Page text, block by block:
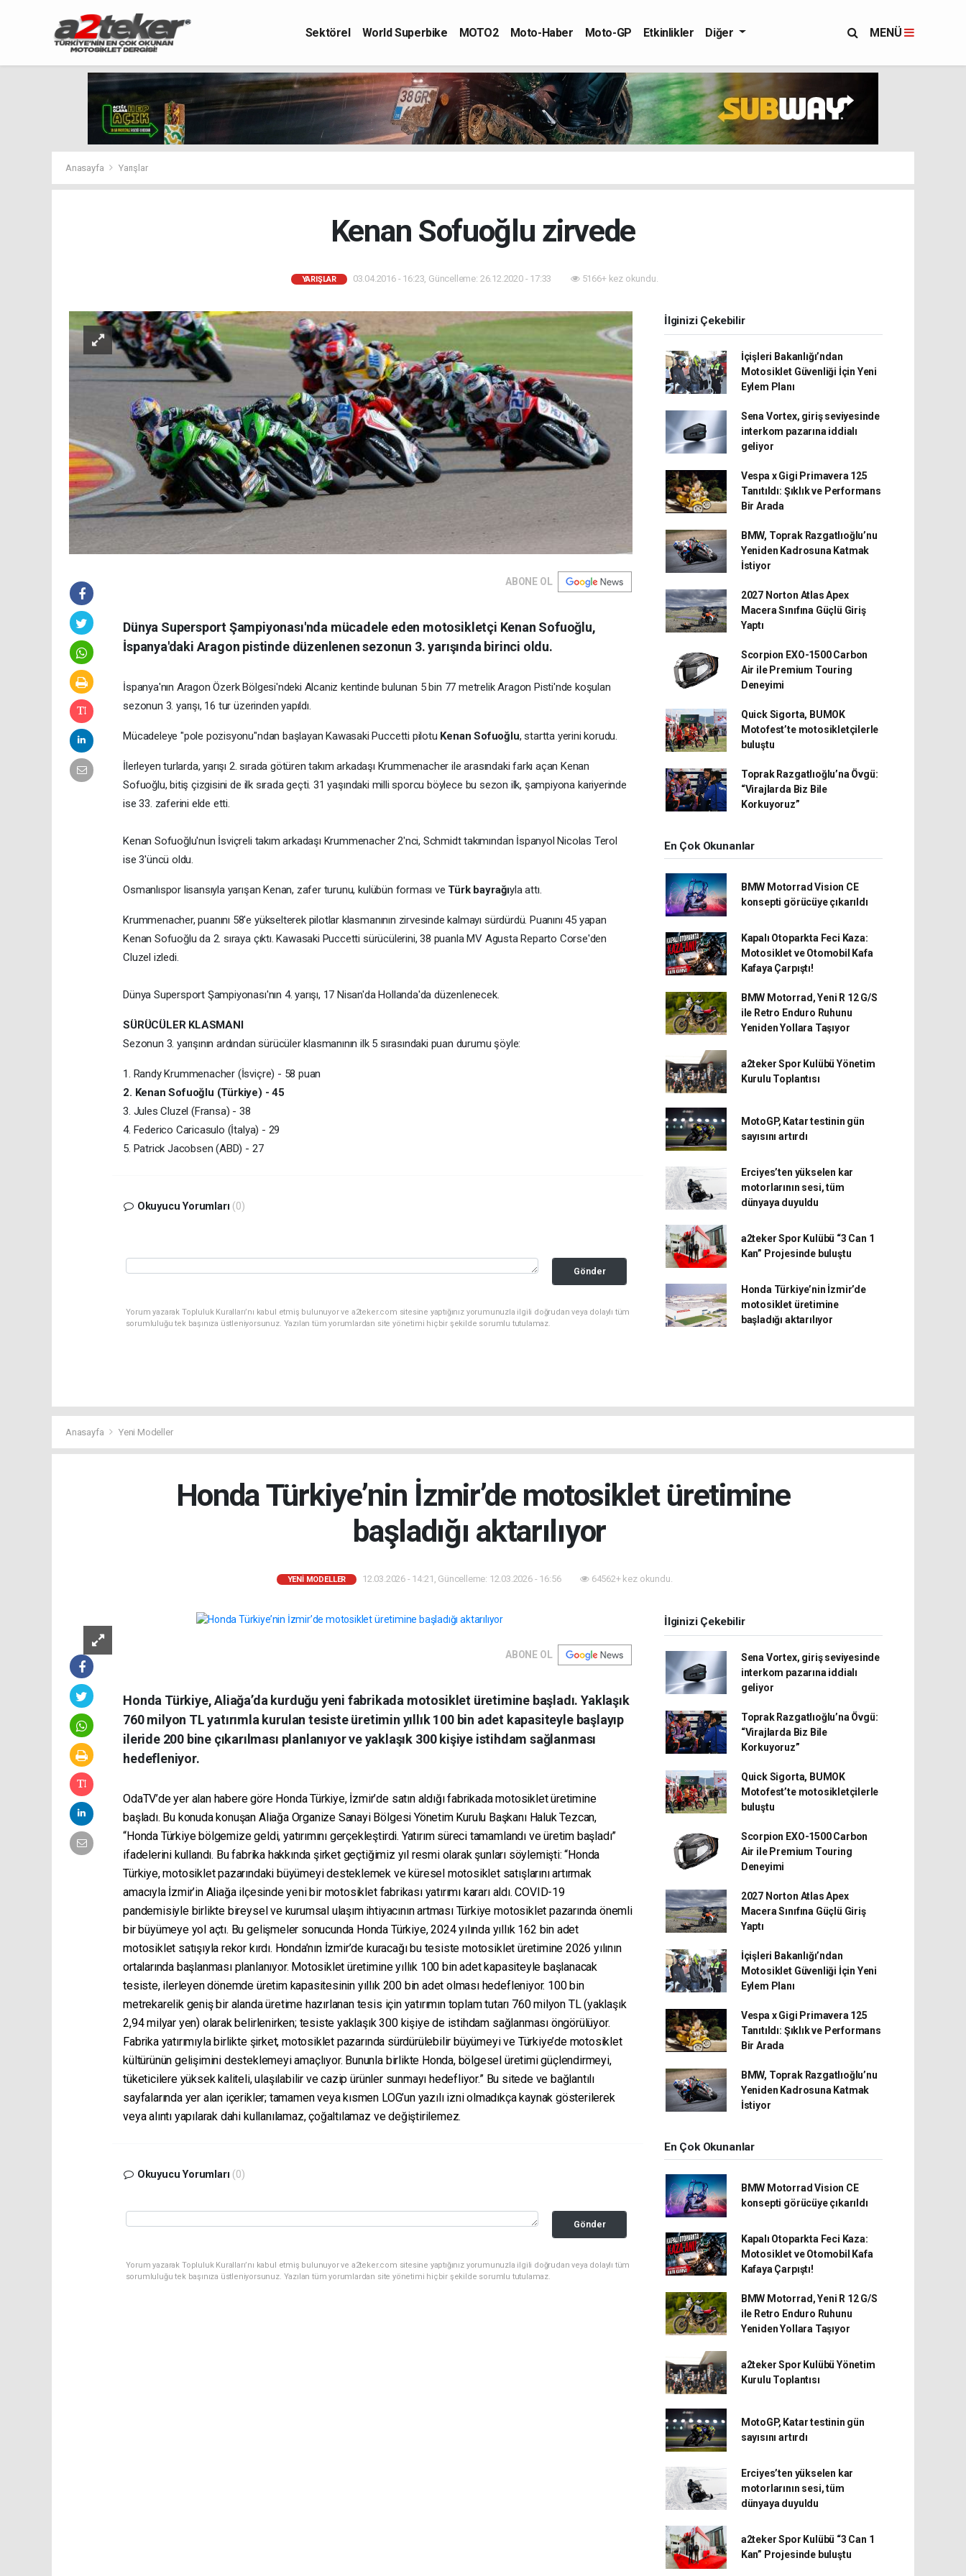
Sektörel World Superbike MOTO2 Moto-Haber Moto-GP Etkinlikler Diğer MENÜ
Anasayfa Yarışlar
Kenan Sofuoğlu zirvede
YARIŞLAR 03.04.2016 - 16:23, Güncelleme: 26.12.2020 - 17:33 5166+ kez okundu.
ABONE OL
Dünya Supersport Şampiyonası'nda mücadele eden motosikletçi Kenan Sofuoğlu,
İspanya'daki Aragon pistinde düzenlenen sezonun 3. yarışında birinci oldu.
İspanya'nın Aragon Özerk Bölgesi'ndeki Alcaniz kentinde bulunan 5 bin 77 metrelik Aragon Pisti'nde koşulan
sezonun 3. yarışı, 16 tur üzerinden yapıldı.
Mücadeleye "pole pozisyonu"ndan başlayan Kawasaki Puccetti pilotu Kenan Sofuoğlu, startta yerini korudu.
İlerleyen turlarda, yarışı 2. sırada götüren takım arkadaşı Krummenacher ile arasındaki farkı açan Kenan
Sofuoğlu, bitiş çizgisini de ilk sırada geçti. 31 yaşındaki milli sporcu böylece bu sezon ilk, şampiyona kariyerinde
ise 33. zaferini elde etti.
Kenan Sofuoğlu'nun İsviçreli takım arkadaşı Krummenacher 2'nci, Schmidt takımından İspanyol Nicolas Terol
ise 3'üncü oldu.
Osmanlıspor lisansıyla yarışan Kenan, zafer turunu, kulübün forması ve Türk bayrağıyla attı.
Krummenacher, puanını 58'e yükselterek pilotlar klasmanının zirvesinde kalmayı sürdürdü. Puanını 45 yapan
Kenan Sofuoğlu da 2. sıraya çıktı. Kawasaki Puccetti sürücülerini, 38 puanla MV Agusta Reparto Corse'den
Cluzel izledi.
Dünya Supersport Şampiyonası'nın 4. yarışı, 17 Nisan'da Hollanda'da düzenlenecek.
SÜRÜCÜLER KLASMANI
Sezonun 3. yarışının ardından sürücüler klasmanının ilk 5 sırasındaki puan durumu şöyle:
1. Randy Krummenacher (İsviçre) - 58 puan
2. Kenan Sofuoğlu (Türkiye) - 45
3. Jules Cluzel (Fransa) - 38
4. Federico Caricasulo (İtalya) - 29
5. Patrick Jacobsen (ABD) - 27
Okuyucu Yorumları (0)
Gönder
Yorum yazarak Topluluk Kuralları’nı kabul etmiş bulunuyor ve a2teker.com sitesine yaptığınız yorumunuzla ilgili doğrudan veya dolaylı tüm
sorumluluğu tek başınıza üstleniyorsunuz. Yazılan tüm yorumlardan site yönetimi hiçbir şekilde sorumlu tutulamaz.
İlginizi Çekebilir
İçişleri Bakanlığı’ndan
Motosiklet Güvenliği İçin Yeni
Eylem Planı
Sena Vortex, giriş seviyesinde
interkom pazarına iddialı
geliyor
Vespa x Gigi Primavera 125
Tanıtıldı: Şıklık ve Performans
Bir Arada
BMW, Toprak Razgatlıoğlu’nu
Yeniden Kadrosuna Katmak
İstiyor
2027 Norton Atlas Apex
Macera Sınıfına Güçlü Giriş
Yaptı
Scorpion EXO-1500 Carbon
Air ile Premium Touring
Deneyimi
Quick Sigorta, BUMOK
Motofest’te motosikletçilerle
buluştu
Toprak Razgatlıoğlu’na Övgü:
“Virajlarda Biz Bile
Korkuyoruz”
En Çok Okunanlar
BMW Motorrad Vision CE
konsepti görücüye çıkarıldı
Kapalı Otoparkta Feci Kaza:
Motosiklet ve Otomobil Kafa
Kafaya Çarpıştı!
BMW Motorrad, Yeni R 12 G/S
ile Retro Enduro Ruhunu
Yeniden Yollara Taşıyor
a2teker Spor Kulübü Yönetim
Kurulu Toplantısı
MotoGP, Katar testinin gün
sayısını artırdı
Erciyes’ten yükselen kar
motorlarının sesi, tüm
dünyaya duyuldu
a2teker Spor Kulübü “3 Can 1
Kan” Projesinde buluştu
Honda Türkiye’nin İzmir’de
motosiklet üretimine
başladığı aktarılıyor
Anasayfa Yeni Modeller
Honda Türkiye’nin İzmir’de motosiklet üretimine
başladığı aktarılıyor
YENI MODELLER 12.03.2026 - 14:21, Güncelleme: 12.03.2026 - 16:56 64562+ kez okundu.
ABONE OL
Honda Türkiye, Aliağa’da kurduğu yeni fabrikada motosiklet üretimine başladı. Yaklaşık
760 milyon TL yatırımla kurulan tesiste üretimin yıllık 100 bin adet kapasiteyle başlayıp
ileride 200 bine çıkarılması planlanıyor ve yaklaşık 300 kişiye istihdam sağlanması
hedefleniyor.
OdaTV’de yer alan habere göre Honda Türkiye, İzmir’de satın aldığı fabrikada motosiklet üretimine
başladı. Bu konuda konuşan Aliağa Organize Sanayi Bölgesi Yönetim Kurulu Başkanı Haluk Tezcan,
“Honda Türkiye bölgemize geldi, yatırımını gerçekleştirdi. Yatırım süreci tamamlandı ve üretim başladı”
ifadelerini kullandı. Bu fabrika hakkında şirket geçtiğimiz yıl resmi olarak şunları söylemişti: “Honda
Türkiye, motosiklet pazarındaki büyümeyi desteklemek ve küresel motosiklet satışlarını artırmak
amacıyla İzmir’in Aliağa ilçesinde yeni bir motosiklet fabrikası yatırımı kararı aldı. COVID-19
pandemisiyle birlikte bireysel ve kurumsal ulaşım ihtiyacının artması Türkiye motosiklet pazarında önemli
bir büyümeye yol açtı. Bu gelişmeler sonucunda Honda Türkiye, 2024 yılında yıllık 162 bin adet
motosiklet satışıyla rekor kırdı. Honda’nın İzmir’de kuracağı bu tesiste motosiklet üretimine 2026 yılının
ortalarında başlanması planlanıyor. Motosiklet üretimine yıllık 100 bin adet kapasiteyle başlanacak
tesiste, ilerleyen dönemde üretim kapasitesinin yıllık 200 bin adet olması hedefleniyor. 100 bin
metrekarelik geniş bir alanda üretime hazırlanan tesis için yatırımın toplam tutarı 760 milyon TL (yaklaşık
2,94 milyar yen) olarak belirlenirken; tesiste yaklaşık 300 kişiye de istihdam sağlanması öngörülüyor.
Fabrika yatırımıyla birlikte şirket, motosiklet pazarında sürdürülebilir büyümeyi ve Türkiye’de motosiklet
kültürünün gelişimini desteklemeyi amaçlıyor. Bununla birlikte Honda, bölgesel üretimi güçlendirmeyi,
tüketicilere yüksek kaliteli, ulaşılabilir ve cazip ürünler sunmayı hedefliyor.” Bu sitede ve bağlantılı
sayfalarında yer alan içerikler; tamamen veya kısmen LOG’un yazılı izni olmadıkça kaynak gösterilerek
veya alıntı yapılarak dahi kullanılamaz, çoğaltılamaz ve değiştirilemez.
Okuyucu Yorumları (0)
Gönder
Yorum yazarak Topluluk Kuralları’nı kabul etmiş bulunuyor ve a2teker.com sitesine yaptığınız yorumunuzla ilgili doğrudan veya dolaylı tüm
sorumluluğu tek başınıza üstleniyorsunuz. Yazılan tüm yorumlardan site yönetimi hiçbir şekilde sorumlu tutulamaz.
İlginizi Çekebilir
Sena Vortex, giriş seviyesinde
interkom pazarına iddialı
geliyor
Toprak Razgatlıoğlu’na Övgü:
“Virajlarda Biz Bile
Korkuyoruz”
Quick Sigorta, BUMOK
Motofest’te motosikletçilerle
buluştu
Scorpion EXO-1500 Carbon
Air ile Premium Touring
Deneyimi
2027 Norton Atlas Apex
Macera Sınıfına Güçlü Giriş
Yaptı
İçişleri Bakanlığı’ndan
Motosiklet Güvenliği İçin Yeni
Eylem Planı
Vespa x Gigi Primavera 125
Tanıtıldı: Şıklık ve Performans
Bir Arada
BMW, Toprak Razgatlıoğlu’nu
Yeniden Kadrosuna Katmak
İstiyor
En Çok Okunanlar
BMW Motorrad Vision CE
konsepti görücüye çıkarıldı
Kapalı Otoparkta Feci Kaza:
Motosiklet ve Otomobil Kafa
Kafaya Çarpıştı!
BMW Motorrad, Yeni R 12 G/S
ile Retro Enduro Ruhunu
Yeniden Yollara Taşıyor
a2teker Spor Kulübü Yönetim
Kurulu Toplantısı
MotoGP, Katar testinin gün
sayısını artırdı
Erciyes’ten yükselen kar
motorlarının sesi, tüm
dünyaya duyuldu
a2teker Spor Kulübü “3 Can 1
Kan” Projesinde buluştu